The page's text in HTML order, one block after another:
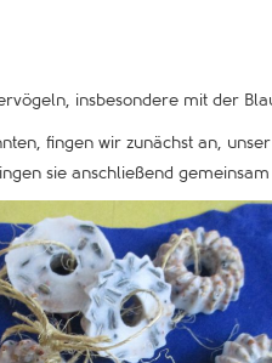
insbesondere mit der
fingen wir zunächst an,
sie anschließend